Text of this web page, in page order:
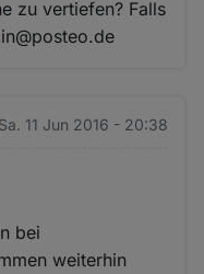
zu vertiefen? Falls
Sa. 11 Jun 2016 - 20:38
bei
weiterhin